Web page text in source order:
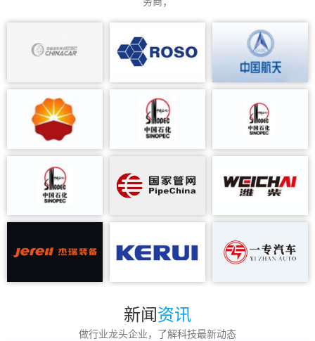
新闻资讯
做行业龙头企业，了解科技最新动态